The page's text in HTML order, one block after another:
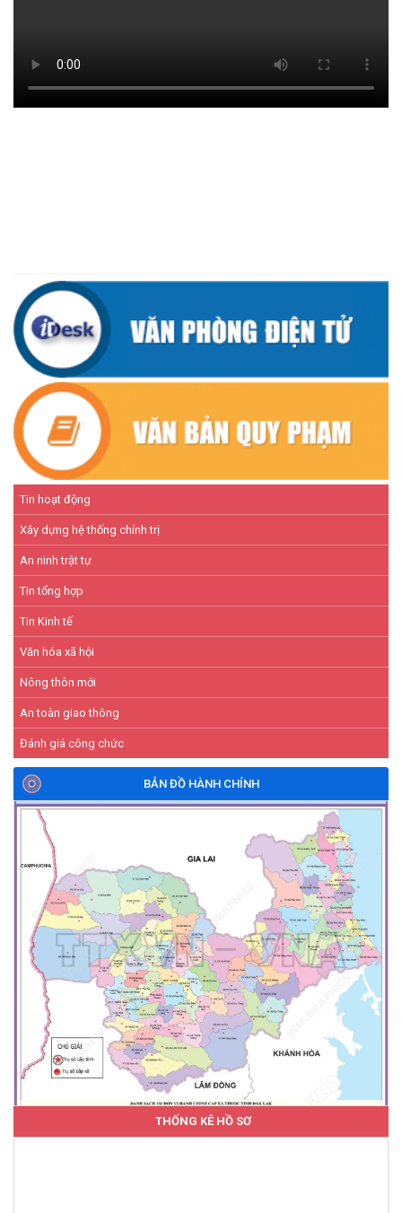
Tin hoạt động
Xây dựng hệ thống chính trị
An ninh trật tự
Tin tổng hợp
Tin Kinh tế
Văn hóa xã hội
Nông thôn mới
An toàn giao thông
Đánh giá công chức
BẢN ĐỒ HÀNH CHÍNH
THỐNG KÊ HỒ SƠ
UBND XÃ CƯ M’TA SƠ KẾT THỰC HIỆN NHIỆM VỤ PHÁT TRIỂN
NÂNG CAO HIỆU QUẢ QUẢN LÝ TÍN DỤNG CHÍNH SÁCH XÃ HỘI
TRÊN ĐỊA BÀN XÃ CƯ M'TA
(07/07/2026)